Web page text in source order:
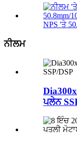
NPS 'ਤੇ
ਨੀਲਮ
ਪਲੇਨ